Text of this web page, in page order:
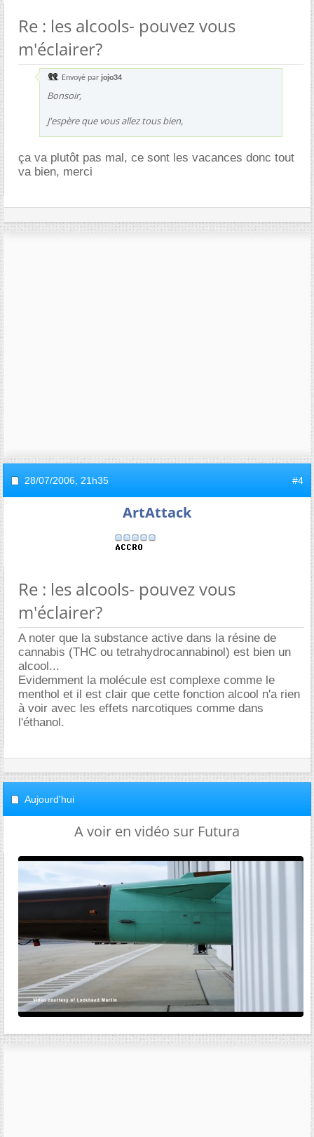
Re : les alcools- pouvez vous
m'éclairer?
Envoyé par jojo34
Bonsoir,
J'espère que vous allez tous bien,
ça va plutôt pas mal, ce sont les vacances donc tout
va bien, merci
28/07/2006, 21h35 #4
ArtAttack
Re : les alcools- pouvez vous
m'éclairer?
A noter que la substance active dans la résine de
cannabis (THC ou tetrahydrocannabinol) est bien un
alcool...
Evidemment la molécule est complexe comme le
menthol et il est clair que cette fonction alcool n'a rien
à voir avec les effets narcotiques comme dans
l'éthanol.
Aujourd'hui
A voir en vidéo sur Futura